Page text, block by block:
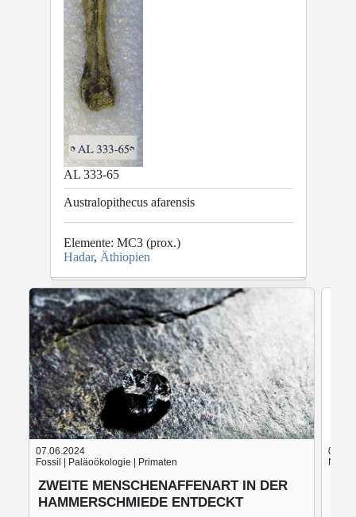
AL 333-65
Australopithecus afarensis
Elemente: MC3 (prox.)
Hadar, Äthiopien
© provided byHuman Evolution Research Center
07.06.2024
Fossil | Paläoökologie | Primaten
ZWEITE MENSCHENAFFENART IN DER
HAMMERSCHMIEDE ENTDECKT
Nach